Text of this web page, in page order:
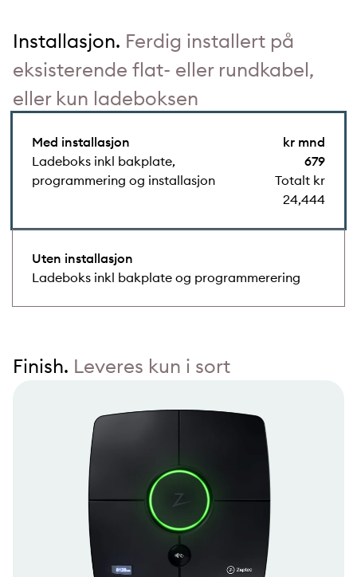
Installasjon. Ferdig installert på
eksisterende flat- eller rundkabel,
eller kun ladeboksen
Med installasjon
Ladeboks inkl bakplate,
programmering og installasjon
kr mnd
679
Totalt kr
24,444
Uten installasjon
Ladeboks inkl bakplate og programmerering
Finish. Leveres kun i sort